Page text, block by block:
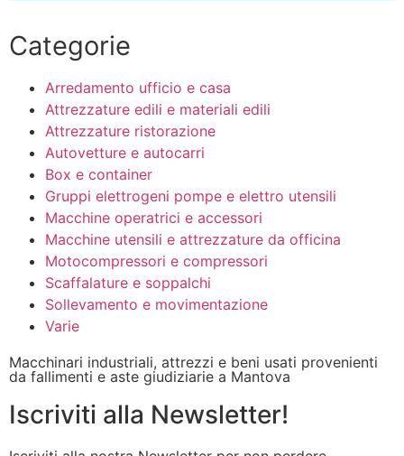
Categorie
Arredamento ufficio e casa
Attrezzature edili e materiali edili
Attrezzature ristorazione
Autovetture e autocarri
Box e container
Gruppi elettrogeni pompe e elettro utensili
Macchine operatrici e accessori
Macchine utensili e attrezzature da officina
Motocompressori e compressori
Scaffalature e soppalchi
Sollevamento e movimentazione
Varie
Macchinari industriali, attrezzi e beni usati provenienti
da fallimenti e aste giudiziarie a Mantova
Iscriviti alla Newsletter!